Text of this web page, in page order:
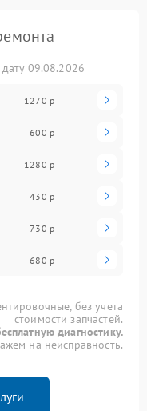
09.08.2026
1270 р
600 р
1280 р
430 р
730 р
680 р
без учета
стоимости запчастей.
диагностику.
на неисправность.